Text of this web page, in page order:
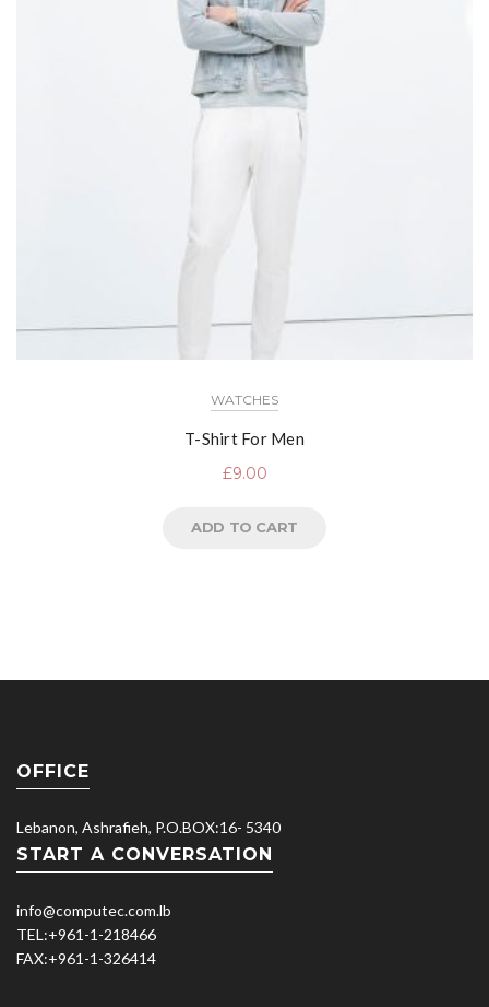
WATCHES
T-Shirt For Men
£9.00
ADD TO CART
OFFICE
Lebanon, Ashrafieh, P.O.BOX:16- 5340
START A CONVERSATION
info@computec.com.lb
TEL:+961-1-218466
FAX:+961-1-326414